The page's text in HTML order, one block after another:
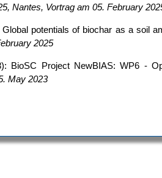
Nantes, Vortrag am 05. February
Global potentials of biochar as a soil
2025
BioSC Project NewBIAS: WP6 -
May 2023